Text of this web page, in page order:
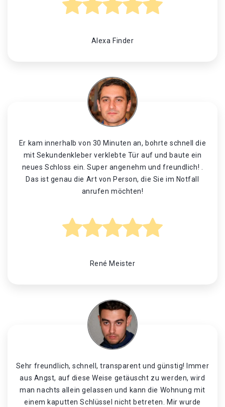
Alexa Finder
Er kam innerhalb von 30 Minuten an, bohrte schnell die
mit Sekundenkleber verklebte Tür auf und baute ein
neues Schloss ein. Super angenehm und freundlich! .
Das ist genau die Art von Person, die Sie im Notfall
anrufen möchten!
René Meister
Sehr freundlich, schnell, transparent und günstig! Immer
aus Angst, auf diese Weise getäuscht zu werden, wird
man nachts allein gelassen und kann die Wohnung mit
einem kaputten Schlüssel nicht betreten. Mir wurde